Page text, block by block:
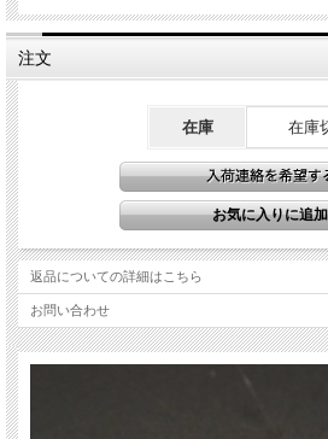
アンデシン【中性長石】ハート型ペンダントトッ
商品説明
超透明アンデシンのハート型ペンダントトップが
アンデシンは長石の仲間で、サンストーンとラブ
名前の由来は、アンデス山脈で多く産出されるア
まれることから、アンデス山脈に因んで名づけら
どれも超透明で、中にはカラーチェンジタイプの
【ストーンキーワード】
・アンチエイジング
・霊性を高める
・自己矛盾の解放
注文
在庫 在庫
返品についての詳細はこちら
お問い合わせ